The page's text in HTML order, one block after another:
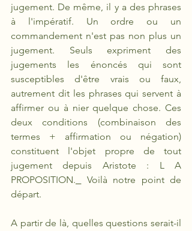
jugement. De même, il y a des phrases
à l'impératif. Un ordre ou un
commandement n'est pas non plus un
jugement. Seuls expriment des
jugements les énoncés qui sont
susceptibles d'être vrais ou faux,
autrement dit les phrases qui servent à
affirmer ou à nier quelque chose. Ces
deux conditions (combinaison des
termes + affirmation ou négation)
constituent l'objet propre de tout
jugement depuis Aristote : L A
PROPOSITION.
Voilà notre point de
départ.
A partir de là, quelles questions serait-il